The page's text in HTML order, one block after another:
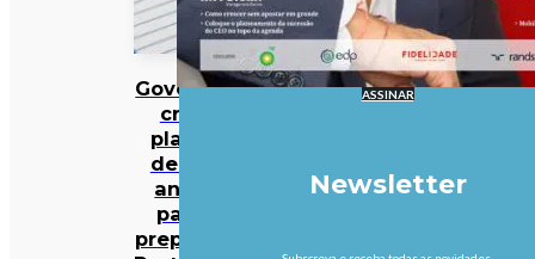
Governo
cria
plano
de 30
anos
para
preparar
ASSINAR
Newsletter